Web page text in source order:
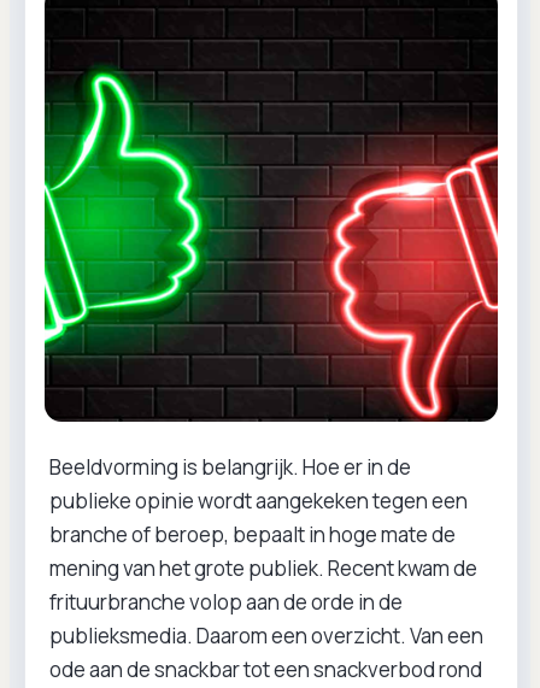
Beeldvorming is belangrijk. Hoe er in de
publieke opinie wordt aangekeken tegen een
branche of beroep, bepaalt in hoge mate de
mening van het grote publiek. Recent kwam de
frituurbranche volop aan de orde in de
publieksmedia. Daarom een overzicht. Van een
ode aan de snackbar tot een snackverbod rond